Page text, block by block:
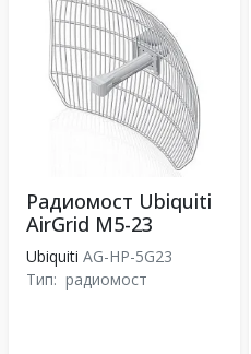
Радиомост Ubiquiti
AirGrid M5-23
Ubiquiti AG-HP-5G23
Тип: радиомост